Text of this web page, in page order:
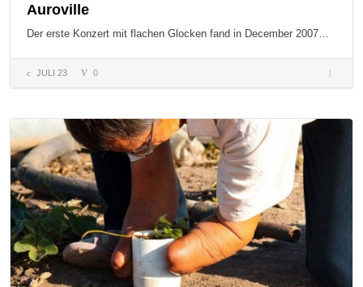
Auroville
Der erste Konzert mit flachen Glocken fand in December 2007…
JULI 23 0
Konzert